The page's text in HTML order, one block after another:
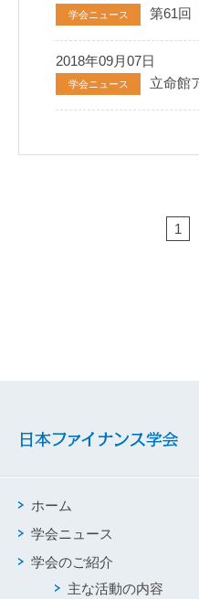
学会ニュース 第61回
2018年09月07日
学会ニュース 立命館
1
ホーム
学会ニュース
学会のご紹介
主な活動の内容